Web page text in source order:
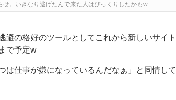
。いきなり逃げたんで来た人はびっくりしたかもw
避の格好のツールとしてこれから新しいサイト
で予定w
は仕事が嫌になっているんだなぁ」と同情して